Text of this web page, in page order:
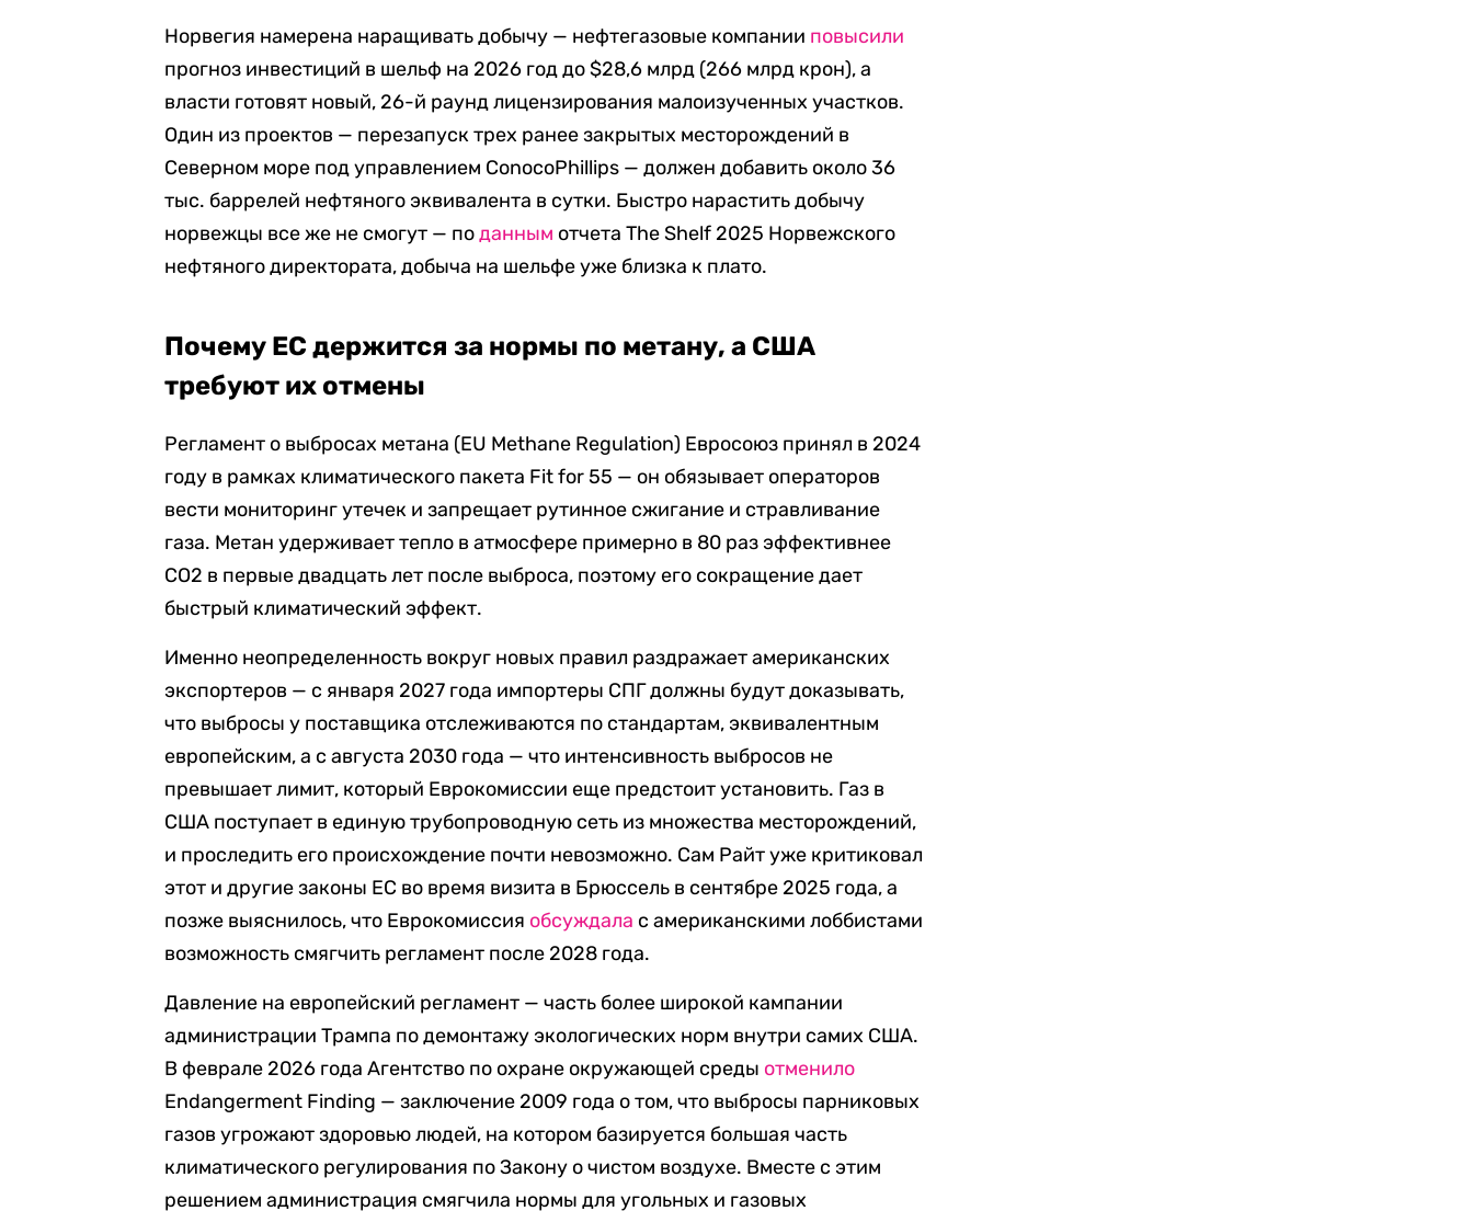
Норвегия намерена наращивать добычу — нефтегазовые компании повысили
прогноз инвестиций в шельф на 2026 год до $28,6 млрд (266 млрд крон), а
власти готовят новый, 26-й раунд лицензирования малоизученных участков.
Один из проектов — перезапуск трех ранее закрытых месторождений в
Северном море под управлением ConocoPhillips — должен добавить около 36
тыс. баррелей нефтяного эквивалента в сутки. Быстро нарастить добычу
норвежцы все же не смогут — поданным отчета The Shelf 2025 Норвежского
нефтяного директората, добыча на шельфе уже близка к плато.
Почему ЕС держится за нормы по метану, а США
требуют их отмены
Регламент о выбросах метана (EU Methane Regulation) Евросоюз принял в 2024
году в рамках климатического пакета Fit for 55 — он обязывает операторов
вести мониторинг утечек и запрещает рутинное сжигание и стравливание
газа. Метан удерживает тепло в атмосфере примерно в 80 раз эффективнее
CO2 в первые двадцать лет после выброса, поэтому его сокращение дает
быстрый климатический эффект.
Именно неопределенность вокруг новых правил раздражает американских
экспортеров — с января 2027 года импортеры СПГ должны будут доказывать,
что выбросы у поставщика отслеживаются по стандартам, эквивалентным
европейским, а с августа 2030 года — что интенсивность выбросов не
превышает лимит, который Еврокомиссии еще предстоит установить. Газ в
США поступает в единую трубопроводную сеть из множества месторождений,
и проследить его происхождение почти невозможно. Сам Райт уже критиковал
этот и другие законы ЕС во время визита в Брюссель в сентябре 2025 года, а
позже выяснилось, что Еврокомиссия обсуждала с американскими лоббистами
возможность смягчить регламент после 2028 года.
Давление на европейский регламент — часть более широкой кампании
администрации Трампа по демонтажу экологических норм внутри самих США.
В феврале 2026 года Агентство по охране окружающей среды отменило
Endangerment Finding — заключение 2009 года о том, что выбросы парниковых
газов угрожают здоровью людей, на котором базируется большая часть
климатического регулирования по Закону о чистом воздухе. Вместе с этим
решением администрация смягчила нормы для угольных и газовых